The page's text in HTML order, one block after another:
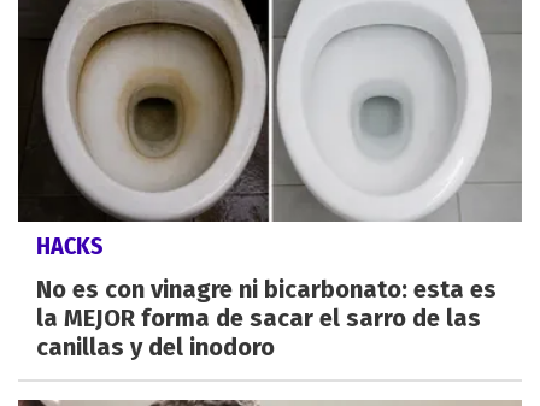
HACKS
No es con vinagre ni bicarbonato: esta es
la MEJOR forma de sacar el sarro de las
canillas y del inodoro